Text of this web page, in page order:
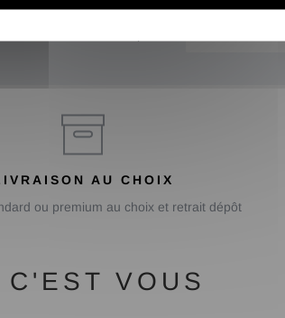
AU CHOIX
ou premium au choix et retrait dépôt
VOUS